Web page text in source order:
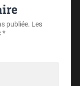
publiée. Les
*